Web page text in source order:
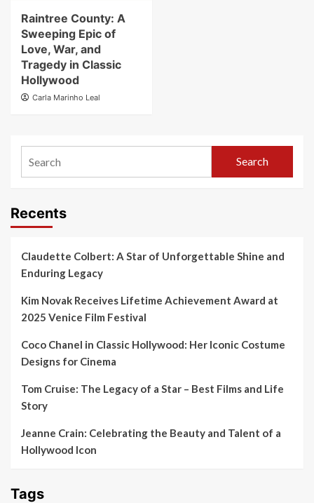
Raintree County: A
Sweeping Epic of
Love, War, and
Tragedy in Classic
Hollywood
Carla Marinho Leal
Search
Recents
Claudette Colbert: A Star of Unforgettable Shine and
Enduring Legacy
Kim Novak Receives Lifetime Achievement Award at
2025 Venice Film Festival
Coco Chanel in Classic Hollywood: Her Iconic Costume
Designs for Cinema
Tom Cruise: The Legacy of a Star – Best Films and Life
Story
Jeanne Crain: Celebrating the Beauty and Talent of a
Hollywood Icon
Tags